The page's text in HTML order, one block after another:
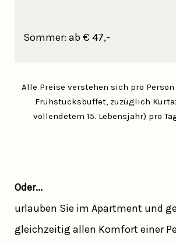
Sommer: ab € 47,-
Alle Preise verstehen sich pro
Frühstücksbuffet, zuzüglich
vollendetem 15. Lebensjahr) pro
Oder...
urlauben Sie im Apartment und
gleichzeitig allen Komfort einer